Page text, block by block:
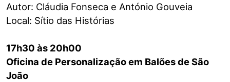
Autor: Cláudia Fonseca e António Gouveia
Local: Sítio das Histórias
17h30 às 20h00
Oficina de Personalização em Balões de São
João